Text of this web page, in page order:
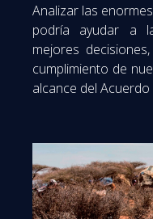
Analizar las
podría ayudar a
mejores
cumplimiento de
alcance del Acuerdo